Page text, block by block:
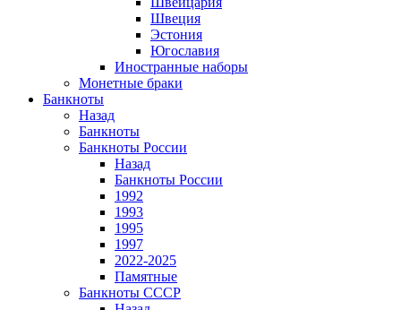
Швеция
Эстония
Югославия
Иностранные наборы
Монетные браки
Банкноты
Назад
Банкноты
Банкноты России
Назад
Банкноты России
1992
1993
1995
1997
2022-2025
Памятные
Банкноты СССР